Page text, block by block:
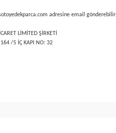
adresine email
LİMİTED ŞİRKETİ
/5 İÇ KAPI NO: 32